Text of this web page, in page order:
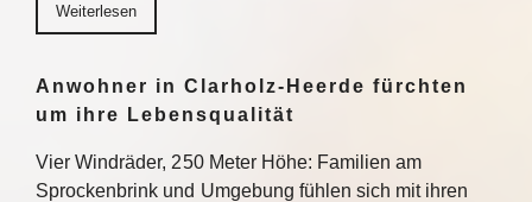
Weiterlesen
Anwohner in Clarholz-Heerde fürchten
um ihre Lebensqualität
Vier Windräder, 250 Meter Höhe: Familien am
Sprockenbrink und Umgebung fühlen sich mit ihren